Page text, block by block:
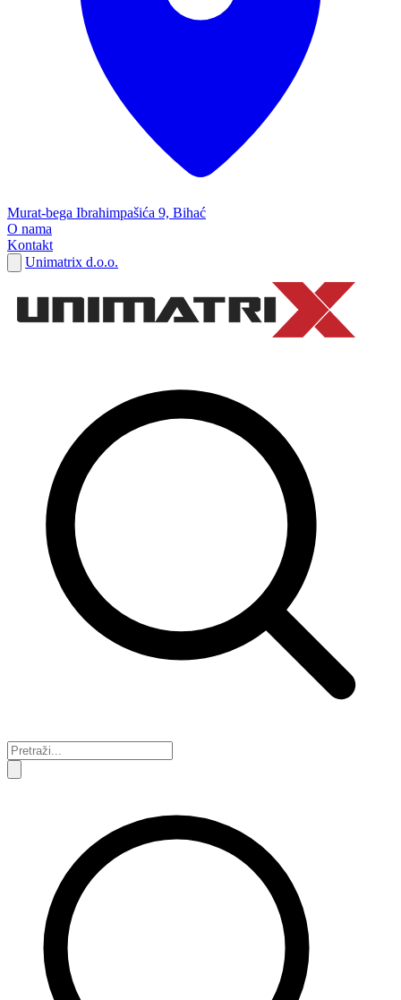
Murat-bega Ibrahimpašića 9, Bihać
O nama
Kontakt
Unimatrix d.o.o.